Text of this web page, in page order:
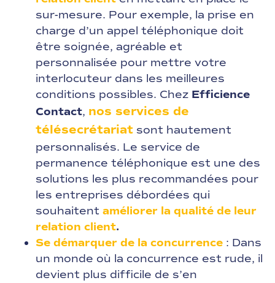
sur-mesure. Pour exemple, la prise en
charge d’un appel téléphonique doit
être soignée, agréable et
personnalisée pour mettre votre
interlocuteur dans les meilleures
conditions possibles. Chez Efficience
Contact, nos services de
télésecrétariatsont hautement
personnalisés. Le service de
permanence téléphonique est une des
solutions les plus recommandées pour
les entreprises débordées qui
souhaitent améliorer la qualité de leur
relation client.
Se démarquer de la concurrence: Dans
un monde où la concurrence est rude, il
devient plus difficile de s’en